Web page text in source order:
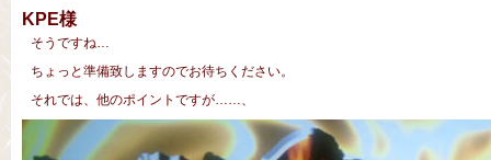
KPE様
そうですね…
ちょっと準備致しますのでお待ちください。
それでは、他のポイントですが……、